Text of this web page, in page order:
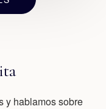
y hablamos sobre